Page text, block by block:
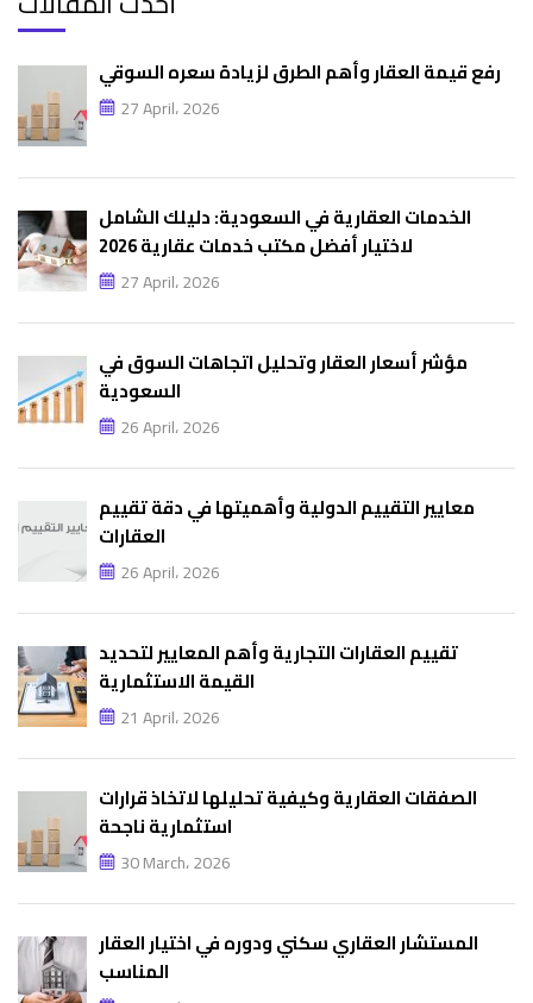
رفع قيمة العقار وأهم الطرق لزيادة سعره السوقي
27 April، 2026
الخدمات العقارية في السعودية: دليلك الشامل
لاختيار أفضل مكتب خدمات عقارية 2026
27 April، 2026
مؤشر أسعار العقار وتحليل اتجاهات السوق في
السعودية
26 April، 2026
معايير التقييم الدولية وأهميتها في دقة تقييم
العقارات
26 April، 2026
تقييم العقارات التجارية وأهم المعايير لتحديد
القيمة الاستثمارية
21 April، 2026
الصفقات العقارية وكيفية تحليلها لاتخاذ قرارات
استثمارية ناجحة
30 March، 2026
المستشار العقاري سكني ودوره في اختيار العقار
المناسب